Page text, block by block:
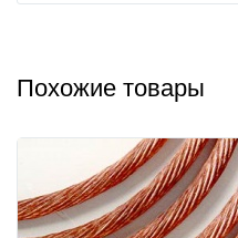
Похожие товары